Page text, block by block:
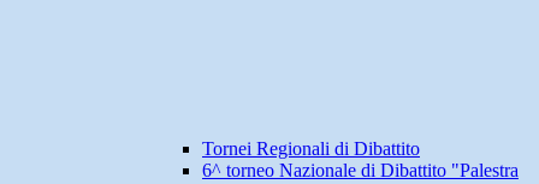
Tornei Regionali di Dibattito
6^ torneo Nazionale di Dibattito "Palestra